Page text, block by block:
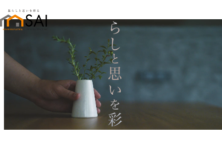
暮らし
と
思い
を
彩る